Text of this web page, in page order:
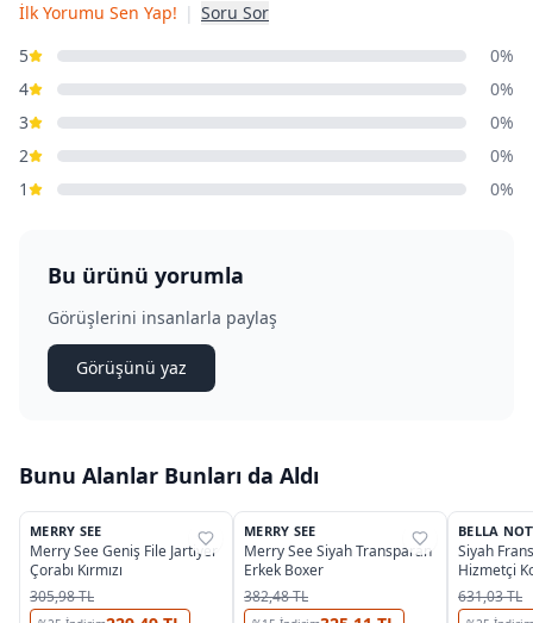
İlk Yorumu Sen Yap! | Soru Sor
5
0%
4
0%
3
0%
2
0%
1
0%
Bu ürünü yorumla
Görüşlerini insanlarla paylaş
Görüşünü yaz
Bunu Alanlar Bunları da Aldı
%35
MERRY SEE
Merry See Geniş File Jartiyer
Çorabı Kırmızı
305,98 TL
%26
MERRY SEE
Merry See Siyah Transparan
Erkek Boxer
382,48 TL
%74
BELLA
Siyah
Hizmetçi
17031
631,03 TL